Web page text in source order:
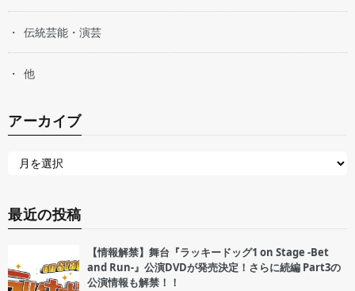
伝統芸能・演芸
他
アーカイブ
最近の投稿
【情報解禁】舞台『ラッキードッグ1 on Stage -Bet
and Run-』公演DVDが発売決定！さらに続編 Part3の
公演情報も解禁！！